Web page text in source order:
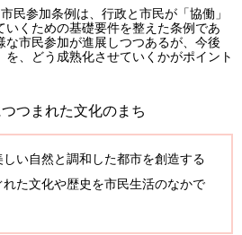
民参加条例は、行政と市民が「協働」
いくための基礎要件を整えた条例であ
な市民参加が進展しつつあるが、今後
を、どう成熟化させていくかがポイント
つまれた文化のまち
しい自然と調和した都市を創造する
た文化や歴史を市民生活のなかで